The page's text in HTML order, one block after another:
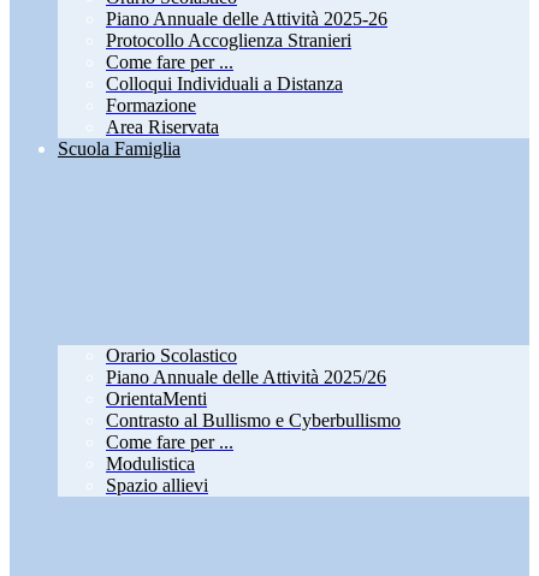
Piano Annuale delle Attività 2025-26
Protocollo Accoglienza Stranieri
Come fare per ...
Colloqui Individuali a Distanza
Formazione
Area Riservata
Scuola Famiglia
Orario Scolastico
Piano Annuale delle Attività 2025/26
OrientaMenti
Contrasto al Bullismo e Cyberbullismo
Come fare per ...
Modulistica
Spazio allievi